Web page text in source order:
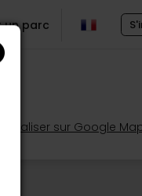
un parc
Localiser sur Google